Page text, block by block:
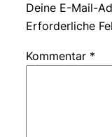
Deine E-Mail-
Erforderliche
Kommentar *